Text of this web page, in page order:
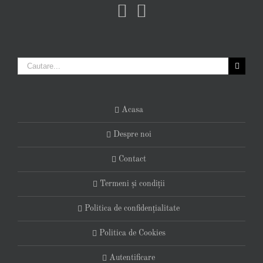
Cautare...
Acasa
Despre noi
Contact
Termeni și condiții
Politica de confidențialitate
Politica de Cookies
Autentificare